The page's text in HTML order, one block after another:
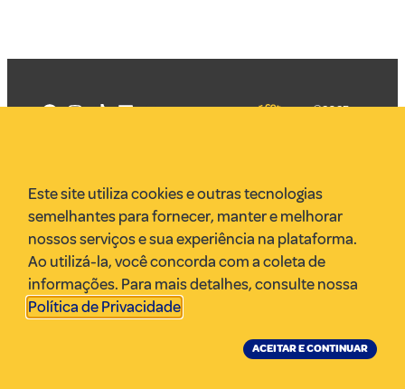
VR Assessoria
Parcerias
Envie uma pauta
Anuncie
©2025
Este site utiliza cookies e outras tecnologias
semelhantes para fornecer, manter e melhorar
nossos serviços e sua experiência na plataforma.
Ao utilizá-la, você concorda com a coleta de
informações. Para mais detalhes, consulte nossa
Política de Privacidade.
ACEITAR E CONTINUAR